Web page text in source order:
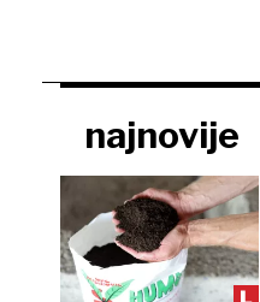
najnovije